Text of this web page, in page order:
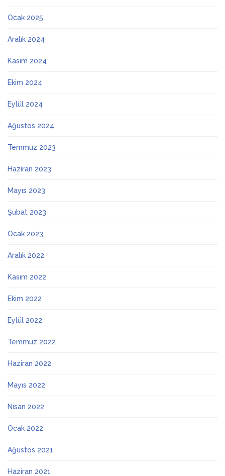
Ocak 2025
Aralık 2024
Kasım 2024
Ekim 2024
Eylül 2024
Ağustos 2024
Temmuz 2023
Haziran 2023
Mayıs 2023
Şubat 2023
Ocak 2023
Aralık 2022
Kasım 2022
Ekim 2022
Eylül 2022
Temmuz 2022
Haziran 2022
Mayıs 2022
Nisan 2022
Ocak 2022
Ağustos 2021
Haziran 2021